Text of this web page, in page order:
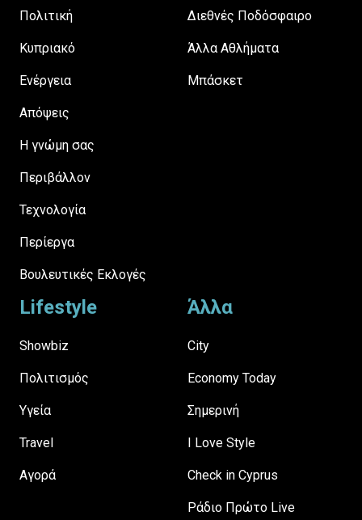
Πολιτική
Κυπριακό
Ενέργεια
Απόψεις
H γνώμη σας
Περιβάλλον
Τεχνολογία
Περίεργα
Βουλευτικές Εκλογές
Διεθνές Ποδόσφαιρο
Άλλα Αθλήματα
Μπάσκετ
Lifestyle
Showbiz
Πολιτισμός
Υγεία
Travel
Αγορά
Άλλα
City
Economy Today
Σημερινή
I Love Style
Check in Cyprus
Ράδιο Πρώτο Live